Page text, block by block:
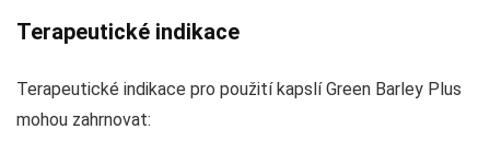
Terapeutické indikace
Terapeutické indikace pro použití kapslí Green Barley Plus
mohou zahrnovat: